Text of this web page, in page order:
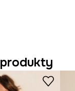
ramínkazajišťují